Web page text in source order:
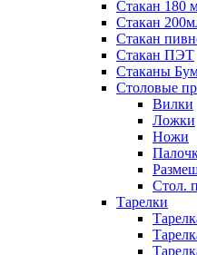
Стакан 180
Стакан
Стакан
Стакан ПЭТ
Стаканы
Столовые
Вилки
Ложки
Ножи
Стол.
Тарелки